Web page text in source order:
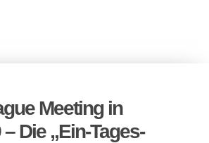
Meeting in
Die „Ein-Tages-